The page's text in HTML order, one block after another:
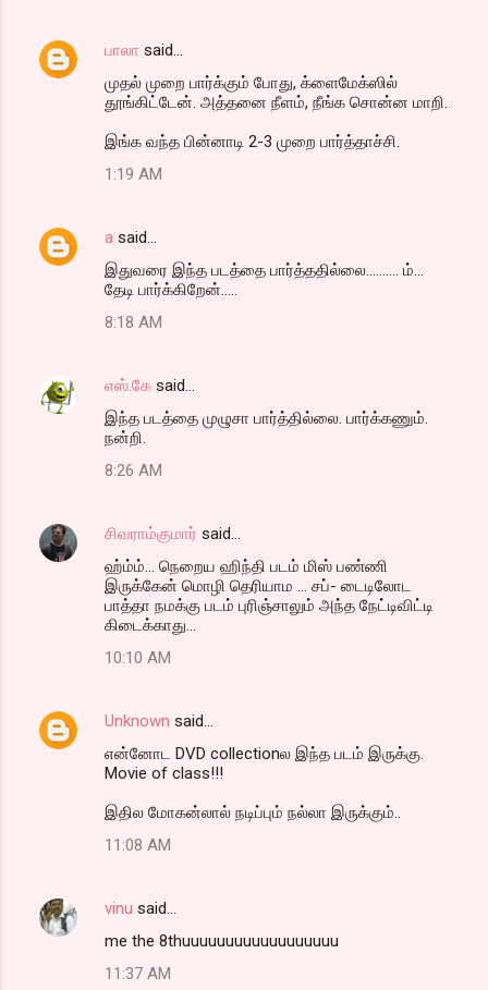
பாலா said…
முதல் முறை பார்க்கும் போது, க்ளைமேக்ஸில்
தூங்கிட்டேன். அத்தனை நீளம், நீங்க சொன்ன மாறி.
இங்க வந்த பின்னாடி 2-3 முறை பார்த்தாச்சி.
1:19 AM
a said…
இதுவரை இந்த படத்தை பார்த்ததில்லை.......... ம்...
தேடி பார்க்கிறேன்.....
8:18 AM
எஸ்.கே said…
இந்த படத்தை முழுசா பார்த்தில்லை. பார்க்கணும்.
நன்றி.
8:26 AM
சிவராம்குமார் said…
ஹ்ம்ம்... நெறைய ஹிந்தி படம் மிஸ் பண்ணி
இருக்கேன் மொழி தெரியாம ... சப்- டைடிலோட
பாத்தா நமக்கு படம் புரிஞ்சாலும் அந்த நேட்டிவிட்டி
கிடைக்காது...
10:10 AM
Unknown said…
என்னோட DVD collectionல இந்த படம் இருக்கு.
Movie of class!!!
இதில மோகன்லால் நடிப்பும் நல்லா இருக்கும்..
11:08 AM
vinu said…
me the 8thuuuuuuuuuuuuuuuuuu
11:37 AM